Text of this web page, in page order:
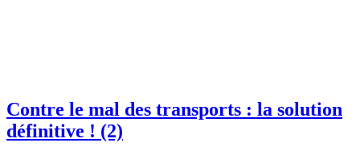
Contre le mal des transports : la solution
définitive ! (2)